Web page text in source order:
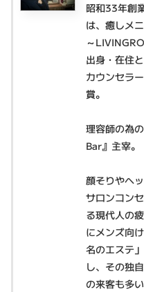
昭和33年創
は、癒しメ
～
出身・在住
カウンセラ
賞。
理容師の為
Bar』主宰。
顔そりやヘ
サロンコン
る現代人の
にメンズ向
名のエステ
し、その独
の来客も多い